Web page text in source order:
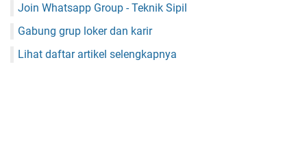
Join Whatsapp Group - Teknik Sipil
Gabung grup loker dan karir
Lihat daftar artikel selengkapnya